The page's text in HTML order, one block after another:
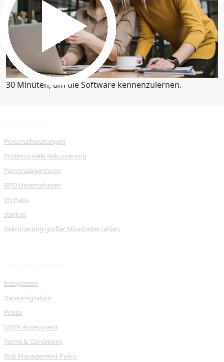
Demo anfordern
30 Minuten, um die Software kennenzulernen.
Personalberatungen
Professionelle Rekrutierung
Personalagenturen
RPO Unternehmen
Im Haus
startup
Rekrutierung großer Mitarbeiterzahlen
Integration
Datenmigration
Preise
GDPR Assessment
Terms & Conditions
Risk Management Policy